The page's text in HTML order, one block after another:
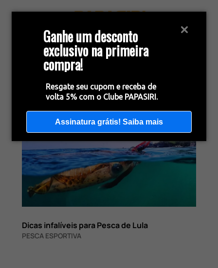
Ganhe um desconto
exclusivo na primeira
compra!
Resgate seu cupom e receba de
volta 5% com o Clube PAPASIRI.
Assinatura grátis! Saiba mais
Dicas infalíveis para Pesca de Lula
PESCA ESPORTIVA